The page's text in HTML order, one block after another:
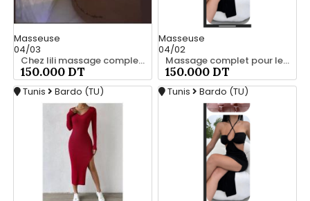
Masseuse
04/03
Chez lili massage complet a bardo srd 55066248
150.000 DT
Masseuse
04/02
Massage complet pour les hommes srd 55066248
150.000 DT
Tunis Bardo (TU) Tunis Bardo (TU)